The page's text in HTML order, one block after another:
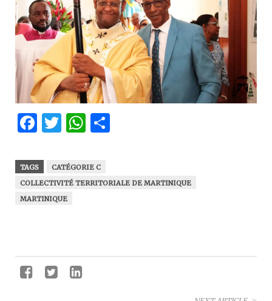
Facebook
Twitter
WhatsApp
TAGS
CATÉGORIE C
COLLECTIVITÉ TERRITORIALE DE MARTINIQUE
MARTINIQUE